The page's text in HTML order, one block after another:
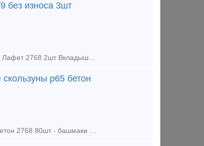
без износа 3шт
Продаем: Крестовина р65 1/9 без износа 4шт Крестовина р50 1/9 без износа 3шт Лафет 2768 2шт Вкладыши 4дыр и 2дыр р65 15шт Башмаки рамные 2750 Башмаки контр 2768 Башмаки рам 2434 бу Пе
р65 бетон
Продаём из наличия: - башмаки стрелочных переводов рамные скользуны р65 бетон 2768 80шт - башмаки рамные р65 2434 бу 20шт - башмаки крестовиные р65 1/9, 1/11, 1/6 бетон, дерево - вкладыши, лафет